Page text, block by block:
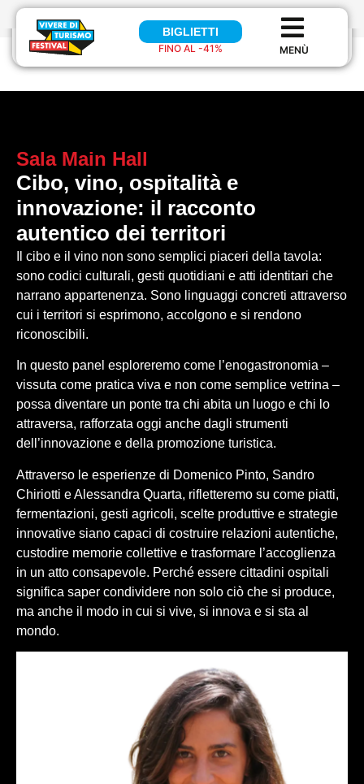
BIGLIETTI
FINO AL 41%
BIGLIETTI
FINO AL -41%
Sala Main Hall
Cibo, vino, ospitalità e
innovazione: il racconto
autentico dei territori
Il cibo e il vino non sono semplici piaceri della tavola:
sono codici culturali, gesti quotidiani e atti identitari che
narrano appartenenza. Sono linguaggi concreti attraverso
cui i territori si esprimono, accolgono e si rendono
riconoscibili.
In questo panel esploreremo come l’enogastronomia –
vissuta come pratica viva e non come semplice vetrina –
possa diventare un ponte tra chi abita un luogo e chi lo
attraversa, rafforzata oggi anche dagli strumenti
dell’innovazione e della promozione turistica.
Attraverso le esperienze di Domenico Pinto, Sandro
Chiriotti e Alessandra Quarta, rifletteremo su come piatti,
fermentazioni, gesti agricoli, scelte produttive e strategie
innovative siano capaci di costruire relazioni autentiche,
custodire memorie collettive e trasformare l’accoglienza
in un atto consapevole. Perché essere cittadini ospitali
significa saper condividere non solo ciò che si produce,
ma anche il modo in cui si vive, si innova e si sta al
mondo.